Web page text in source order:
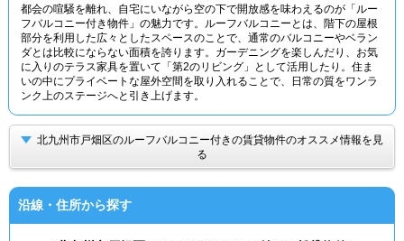
都会の喧騒を離れ、自宅にいながら空の下で開放感を味わえるのが「ルー
フバルコニー付き物件」の魅力です。ルーフバルコニーとは、階下の屋根
部分を利用した広々としたスペースのことで、通常のバルコニーやベラン
ダとは比較にならない面積を誇ります。ガーデニングを楽しんだり、お気
に入りのテラス家具を置いて「第2のリビング」として活用したり。住ま
いの中にプライベートな屋外空間を取り入れることで、日常の質をワンラ
ンク上のステージへと引き上げます。
北九州市戸畑区のルーフバルコニー付きの賃貸物件のオススメ情報を見
る
沿線・住所から探す